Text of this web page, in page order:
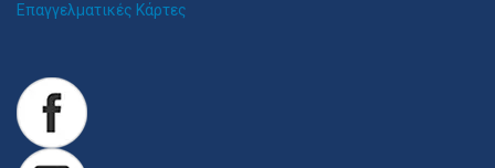
Επαγγελματικές Κάρτες